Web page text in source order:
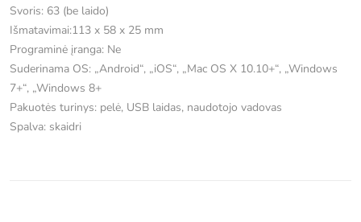
Svoris: 63 (be laido)
Išmatavimai:113 x 58 x 25 mm
Programinė įranga: Ne
Suderinama OS: „Android“, „iOS“, „Mac OS X 10.10+“, „Windows
7+“, „Windows 8+
Pakuotės turinys: pelė, USB laidas, naudotojo vadovas
Spalva: skaidri